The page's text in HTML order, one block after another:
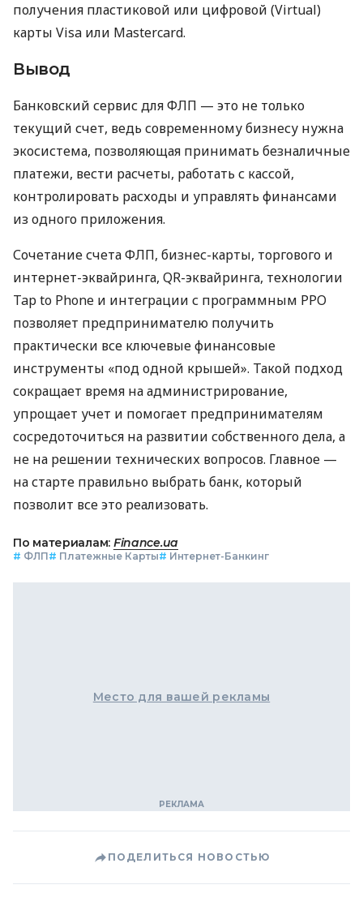
получения пластиковой или цифровой (Virtual)
карты Visa или Mastercard.
Вывод
Банковский сервис для ФЛП — это не только
текущий счет, ведь современному бизнесу нужна
экосистема, позволяющая принимать безналичные
платежи, вести расчеты, работать с кассой,
контролировать расходы и управлять финансами
из одного приложения.
Сочетание счета ФЛП, бизнес-карты, торгового и
интернет-эквайринга, QR-эквайринга, технологии
Tap to Phone и интеграции с программным РРО
позволяет предпринимателю получить
практически все ключевые финансовые
инструменты «под одной крышей». Такой подход
сокращает время на администрирование,
упрощает учет и помогает предпринимателям
сосредоточиться на развитии собственного дела, а
не на решении технических вопросов. Главное —
на старте правильно выбрать банк, который
позволит все это реализовать.
По материалам: Finance.ua
# ФЛП# Платежные Карты# Интернет-Банкинг
Место для вашей рекламы
ПОДЕЛИТЬСЯ НОВОСТЬЮ